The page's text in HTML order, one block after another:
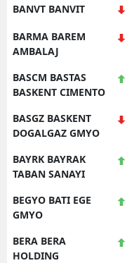
BANVT BANVIT
BARMA BAREM
AMBALAJ
BASCM BASTAS
BASKENT CIMENTO
BASGZ BASKENT
DOGALGAZ GMYO
BAYRK BAYRAK
TABAN SANAYI
BEGYO BATI EGE
GMYO
BERA BERA
HOLDING